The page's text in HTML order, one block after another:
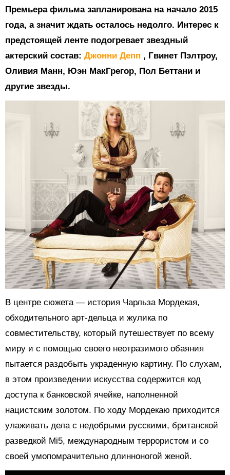
Премьера фильма запланирована на начало 2015
года, а значит ждать осталось недолго. Интерес к
предстоящей ленте подогревает звездный
актерский состав: Джонни Депп , Гвинет Пэлтроу,
Оливия Манн, Юэн МакГрегор, Пол Беттани и
другие звезды.
В центре сюжета — история Чарльза Мордекая,
обходительного арт-дельца и жулика по
совместительству, который путешествует по всему
миру и с помощью своего неотразимого обаяния
пытается раздобыть украденную картину. По слухам,
в этом произведении искусства содержится код
доступа к банковской ячейке, наполненной
нацистским золотом. По ходу Мордекаю приходится
улаживать дела с недобрыми русскими, британской
разведкой Mi5, международным террористом и со
своей умопомрачительно длинноногой женой.